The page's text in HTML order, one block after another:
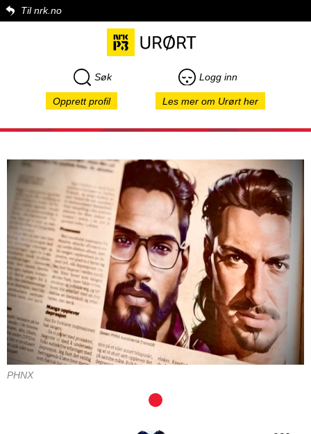
Til nrk.no
Søk Logg inn
Opprett profil Les mer om Urørt her
PHNX